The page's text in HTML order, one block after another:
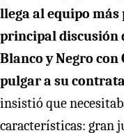
llega al equipo más
principal discusión
Blanco y Negro
pulgar a su
insistió que
características: gran